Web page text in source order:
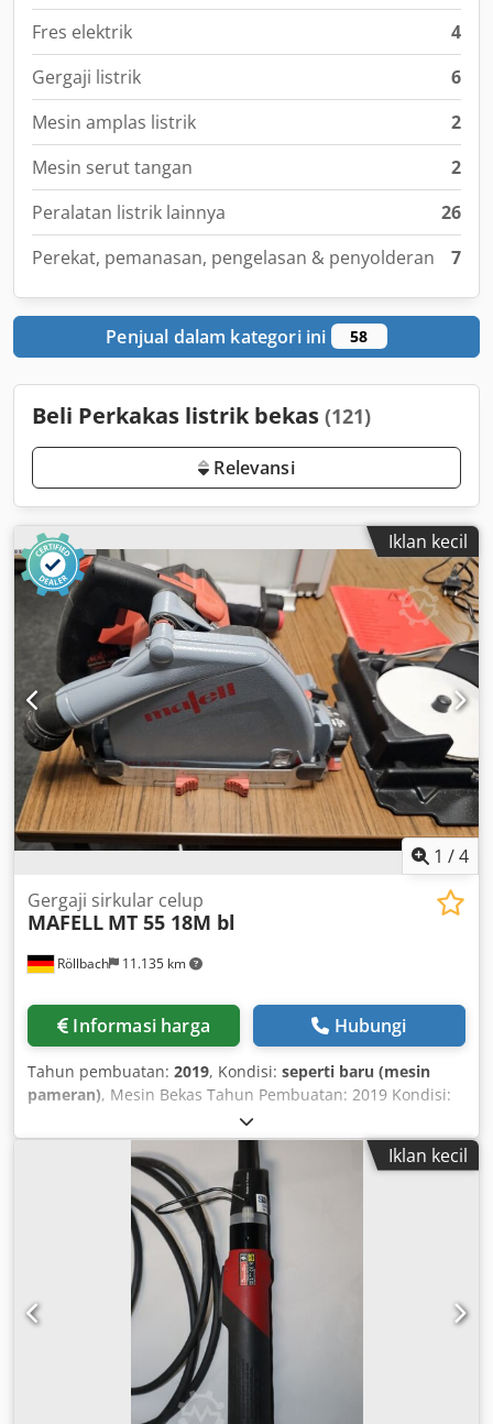
Fres elektrik
4
Gergaji listrik
6
Mesin amplas listrik
2
Mesin serut tangan
2
Peralatan listrik lainnya
26
Perekat, pemanasan, pengelasan & penyolderan
7
Penjual dalam kategori ini 58
Beli Perkakas listrik bekas (121)
Relevansi
Iklan kecil
1 /4
Röllbach 11.135 km
Gergaji sirkular celup
MAFELL MT 55 18M bl
Informasi harga Hubungi
Tahun pembuatan: 2019, Kondisi: seperti baru (mesin
pameran), Mesin Bekas Tahun Pembuatan: 2019 Kondisi:
Mesin Pameran, seperti baru Peralatan dan Data Teknis: -
Tegangan Baterai: 18 V - Diameter Mata Gergaji: 160 mm -
Diameter Lubang: 20 mm - Kedalaman Pemotongan:
hingga 57 mm pada 90° hingga 40,5 mm pada 45° -
Rentang Kemiringan: -1° hingga +48° - Kecepatan Tanpa
Beban: 4850 RPM - Sambungan untuk Penyedot Debu -
Berat: sekitar 4,5 kg Chsdpfx Ajzrpxweipja
Iklan kecil